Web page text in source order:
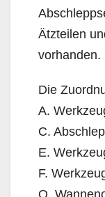
Ätzteilen
vorhanden.
Die
A.
C.
E.
F.
Q.